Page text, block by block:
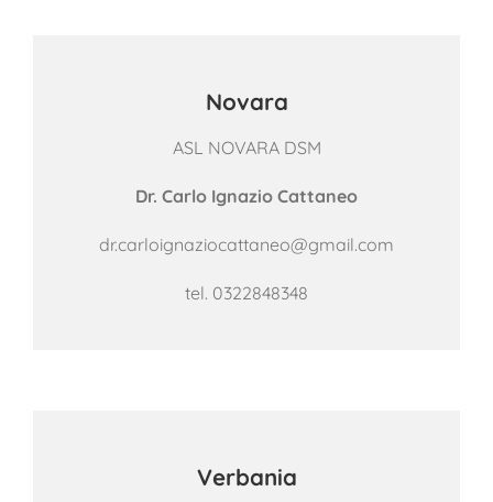
Novara
ASL NOVARA DSM
Dr. Carlo Ignazio Cattaneo
dr.carloignaziocattaneo@gmail.com
tel. 0322848348
Verbania